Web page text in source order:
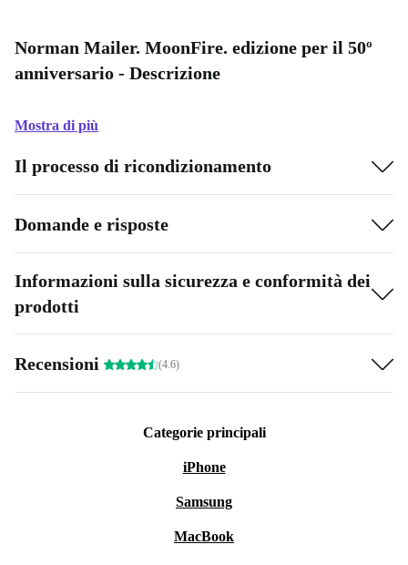
Norman Mailer. MoonFire. edizione per il 50º
anniversario - Descrizione
Mostra di più
Il processo di ricondizionamento
Domande e risposte
Informazioni sulla sicurezza e conformità dei
prodotti
Recensioni (4.6)
Categorie principali
iPhone
Samsung
MacBook